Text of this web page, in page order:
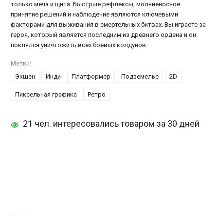
только меча и щита. Быстрые рефлексы, молниеносное
принятие решений и наблюдение являются ключевыми
факторами для выживания в смертельных битвах. Вы играете за
героя, который является последним из древнего ордена и он
поклялся уничтожить всех боевых колдунов.
Метки:
Экшен
Инди Платформер Подземелье 2D
Пиксельная графика Ретро
21 чел. интересовались товаром за 30 дней